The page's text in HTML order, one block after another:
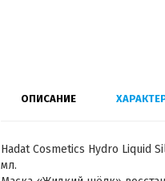
ОПИСАНИЕ
Hadat Cosmetics Hydro Liquid
мл.